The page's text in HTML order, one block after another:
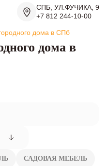
СПБ, УЛ.ФУЧИКА, 9
+7 812 244-10-00
дома в СПб
дома в
САДОВАЯ МЕБЕЛЬ